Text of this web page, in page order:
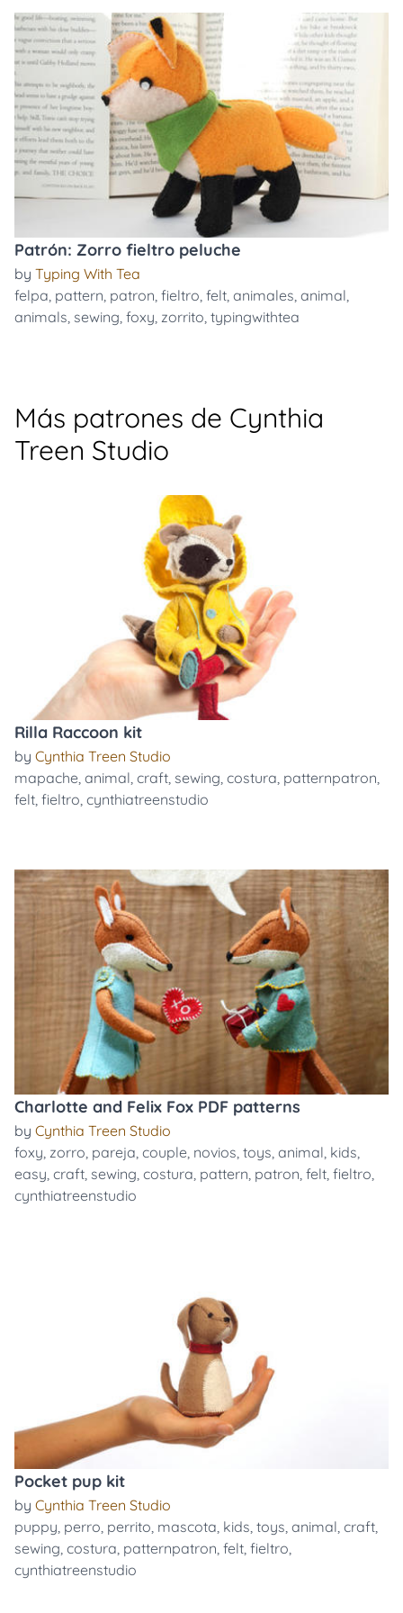
Patrón: Zorro fieltro peluche
by Typing With Tea
felpa, pattern, patron, fieltro, felt, animales, animal,
animals, sewing, foxy, zorrito, typingwithtea
Más patrones de Cynthia
Treen Studio
Rilla Raccoon kit
by Cynthia Treen Studio
mapache, animal, craft, sewing, costura, patternpatron,
felt, fieltro, cynthiatreenstudio
Charlotte and Felix Fox PDF patterns
by Cynthia Treen Studio
foxy, zorro, pareja, couple, novios, toys, animal, kids,
easy, craft, sewing, costura, pattern, patron, felt, fieltro,
cynthiatreenstudio
Pocket pup kit
by Cynthia Treen Studio
puppy, perro, perrito, mascota, kids, toys, animal, craft,
sewing, costura, patternpatron, felt, fieltro,
cynthiatreenstudio